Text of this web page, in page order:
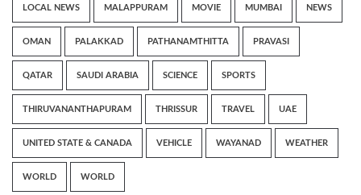
LOCAL NEWS MALAPPURAM MOVIE MUMBAI NEWS
OMAN PALAKKAD PATHANAMTHITTA PRAVASI
QATAR SAUDI ARABIA SCIENCE SPORTS
THIRUVANANTHAPURAM THRISSUR TRAVEL UAE
UNITED STATE & CANADA VEHICLE WAYANAD WEATHER
WORLD WORLD